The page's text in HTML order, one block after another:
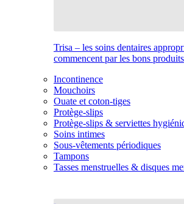
Trisa – les soins dentaires
commencent par les bons produits
Incontinence
Mouchoirs
Ouate et coton-tiges
Protège-slips
Protège-slips & serviettes
Soins intimes
Sous-vêtements périodiques
Tampons
Tasses menstruelles & disques